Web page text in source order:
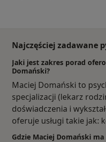
Najczęściej zadawane
Jaki jest zakres porad
Domański?
Maciej Domański to
specjalizacji (lekarz
doświadczenia i
oferuje usługi takie jak:
Gdzie Maciej Domański